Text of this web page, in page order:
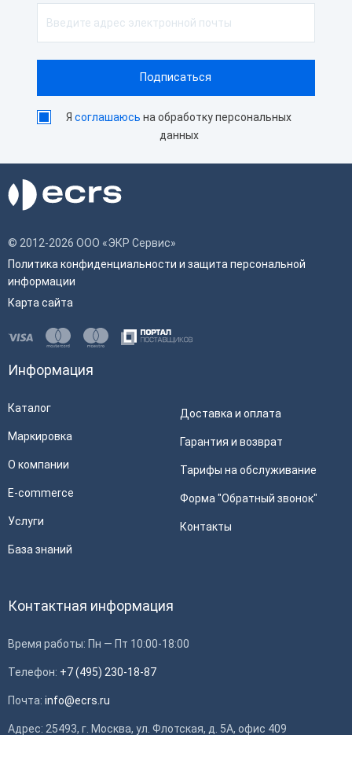
Ясоглашаюсь на обработку персональных
данных
© 2012-2026 ООО «ЭКР Сервис»
Политика конфиденциальности и защита персональной
информации
Карта сайта
Информация
Каталог
Маркировка
О компании
E-commerce
Услуги
База знаний
Доставка и оплата
Гарантия и возврат
Тарифы на обслуживание
Форма "Обратный звонок"
Контакты
Контактная информация
Время работы: Пн — Пт 10:00-18:00
Телефон: +7 (495) 230-18-87
Почта: info@ecrs.ru
Адрес: 25493, г. Москва, ул. Флотская, д. 5А, офис 409